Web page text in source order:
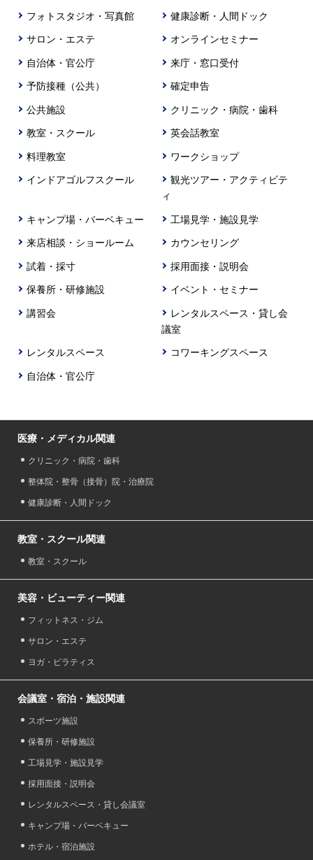
フォトスタジオ・写真館 健康診断・人間ドック
サロン・エステ オンラインセミナー
自治体・官公庁 来庁・窓口受付
予防接種（公共） 確定申告
公共施設 クリニック・病院・歯科
教室・スクール 英会話教室
料理教室 ワークショップ
インドアゴルフスクール
観光ツアー・アクティビテ
ィ
キャンプ場・バーベキュー 工場見学・施設見学
来店相談・ショールーム カウンセリング
試着・採寸 採用面接・説明会
保養所・研修施設 イベント・セミナー
講習会
レンタルスペース・貸し会
議室
レンタルスペース コワーキングスペース
自治体・官公庁
医療・メディカル関連
クリニック・病院・歯科
整体院・整骨（接骨）院・治療院
健康診断・人間ドック
教室・スクール関連
教室・スクール
美容・ビューティー関連
フィットネス・ジム
サロン・エステ
ヨガ・ピラティス
会議室・宿泊・施設関連
スポーツ施設
保養所・研修施設
工場見学・施設見学
採用面接・説明会
レンタルスペース・貸し会議室
キャンプ場・バーベキュー
ホテル・宿泊施設